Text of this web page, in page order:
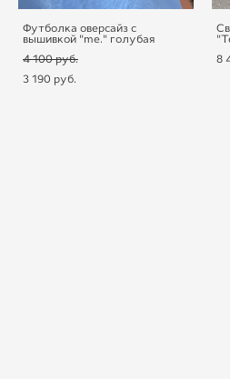
Футболка оверсайз с
вышивкой "me." голубая
4 100 pуб.
3 190 pуб.
8